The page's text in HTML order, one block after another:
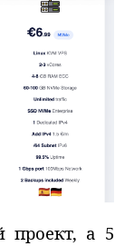
проект, а 5